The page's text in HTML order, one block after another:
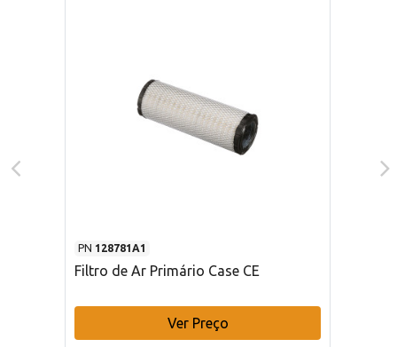
PN 128781A1
Filtro de Ar Primário Case CE
Ver Preço